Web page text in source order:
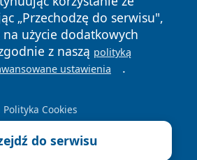
„Przechodzę do serwisu",
użycie dodatkowych
z naszą polityką
ustawienia .
Polityka Cookies
do serwisu
Wszystkie prawa zastrzeżone.
Polityka
Cookies